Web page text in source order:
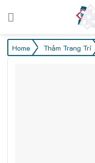
Home / Thảm Trang Trí